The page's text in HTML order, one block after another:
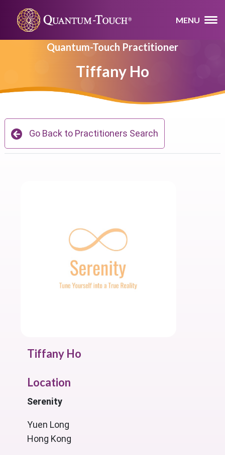
MENU
Quantum-Touch Practitioner
Tiffany Ho
Go Back to Practitioners Search
Tiffany Ho
Location
Serenity
Yuen Long
Hong Kong